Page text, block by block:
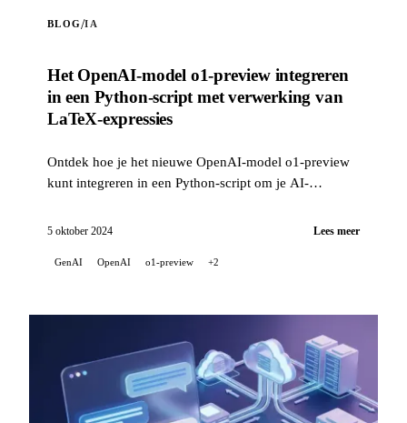
BLOG/IA
Het OpenAI-model o1-preview integreren
in een Python-script met verwerking van
LaTeX-expressies
Ontdek hoe je het nieuwe OpenAI-model o1-preview
kunt integreren in een Python-script om je AI-
5 oktober 2024 Lees meer
GenAI OpenAI o1-preview +2